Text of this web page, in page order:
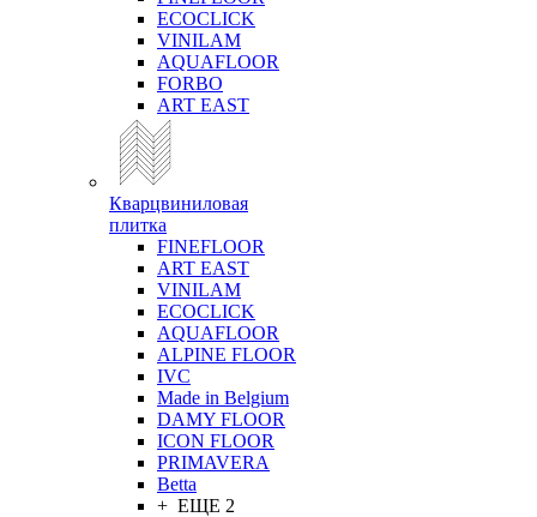
ECOCLICK
VINILAM
AQUAFLOOR
FORBO
ART EAST
Кварцвиниловая
плитка
FINEFLOOR
ART EAST
VINILAM
ECOCLICK
AQUAFLOOR
ALPINE FLOOR
IVC
Made in Belgium
DAMY FLOOR
ICON FLOOR
PRIMAVERA
Betta
+ ЕЩЕ 2